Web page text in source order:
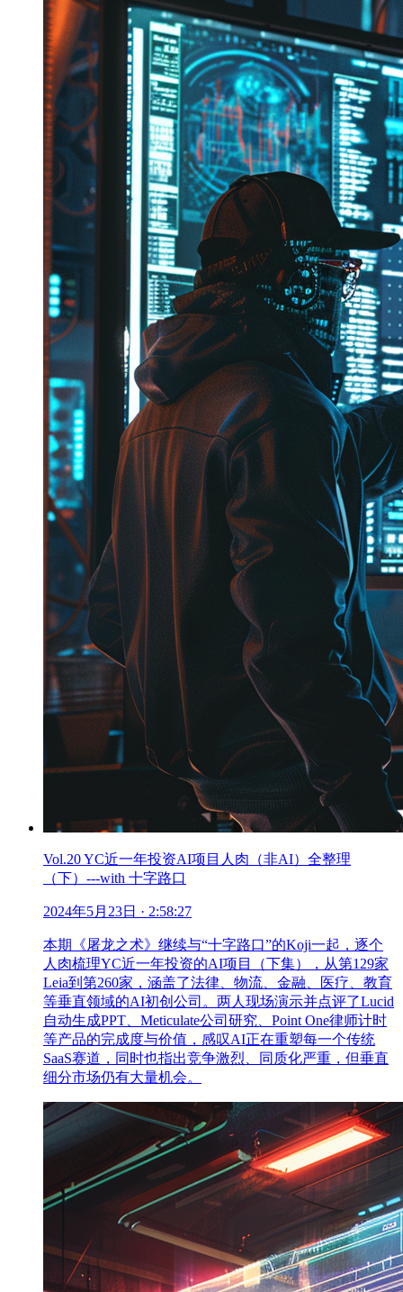
Vol.20 YC近一年投资AI项目人肉（非AI）全整理
（下）---with 十字路口
2024年5月23日 · 2:58:27
本期《屠龙之术》继续与“十字路口”的Koji一起，逐个
人肉梳理YC近一年投资的AI项目（下集），从第129家
Leia到第260家，涵盖了法律、物流、金融、医疗、教育
等垂直领域的AI初创公司。两人现场演示并点评了Lucid
自动生成PPT、Meticulate公司研究、Point One律师计时
等产品的完成度与价值，感叹AI正在重塑每一个传统
SaaS赛道，同时也指出竞争激烈、同质化严重，但垂直
细分市场仍有大量机会。